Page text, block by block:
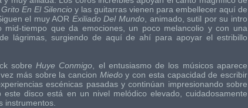
Grito En El Silencio y las guitarras vienen para embellecer aquí de
el muy AOR Exiliado Del Mundo animado, sutil por su intro
mid-tiempo que da emociones, un poco melancolio y con una
lágrimas, surgiendo de aquí de ahí para apoyar el estribillo
sobre Huye Conmigo
el entusiasmo de los músicos aparece
más sobre la cancion Miedo y con esta capacidad de escribir
escénicas pasadas y continúan impresionando sobre
disco está en un nivel melódico elevado, cuidadosamente
instrumentos.